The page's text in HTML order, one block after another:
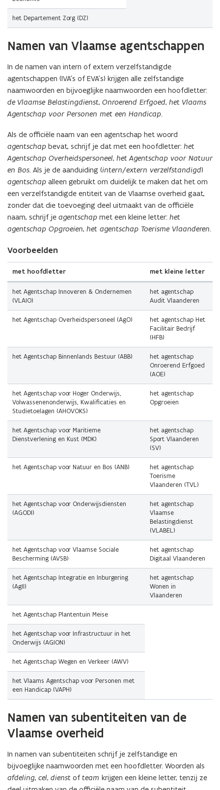
het Departement Zorg (DZ)
Namen van Vlaamse agentschappen
In de namen van intern of extern verzelfstandigde
agentschappen (IVA's of EVA's) krijgen alle zelfstandige
naamwoorden en bijvoeglijke naamwoorden een hoofdletter:
de Vlaamse Belastingdienst, Onroerend Erfgoed, het Vlaams
Agentschap voor Personen met een Handicap.
Als de officiële naam van een agentschap het woord
agentschap bevat, schrijf je dat met een hoofdletter: het
Agentschap Overheidspersoneel, het Agentschap voor Natuur
en Bos. Als je de aanduiding (intern/extern verzelfstandigd)
agentschap alleen gebruikt om duidelijk te maken dat het om
een verzelfstandigde entiteit van de Vlaamse overheid gaat,
zonder dat die toevoeging deel uitmaakt van de officiële
naam, schrijf je agentschap met een kleine letter: het
agentschap Opgroeien, het agentschap Toerisme Vlaanderen.
Voorbeelden
met hoofdletter met kleine letter
het Agentschap Innoveren & Ondernemen
(VLAIO)
het agentschap
Audit Vlaanderen
het Agentschap Overheidspersoneel (AgO)
het agentschap Het
Facilitair Bedrijf
(HFB)
het Agentschap Binnenlands Bestuur (ABB)
het agentschap
Onroerend Erfgoed
(AOE)
het Agentschap voor Hoger Onderwijs,
Volwassenenonderwijs, Kwalificaties en
Studietoelagen (AHOVOKS)
het agentschap
Opgroeien
het Agentschap voor Maritieme
Dienstverlening en Kust (MDK)
het agentschap
Sport Vlaanderen
(SV)
het Agentschap voor Natuur en Bos (ANB)
het agentschap
Toerisme
Vlaanderen (TVL)
het Agentschap voor Onderwijsdiensten
(AGODI)
het agentschap
Vlaamse
Belastingdienst
(VLABEL)
het Agentschap voor Vlaamse Sociale
Bescherming (AVSB)
het agentschap
Digitaal Vlaanderen
het Agentschap Integratie en Inburgering
(AgII)
het agentschap
Wonen in
Vlaanderen
het Agentschap Plantentuin Meise
het Agentschap voor Infrastructuur in het
Onderwijs (AGION)
het Agentschap Wegen en Verkeer (AWV)
het Vlaams Agentschap voor Personen met
een Handicap (VAPH)
Namen van subentiteiten van de
Vlaamse overheid
In namen van subentiteiten schrijf je zelfstandige en
bijvoeglijke naamwoorden met een hoofdletter. Woorden als
afdeling, cel, dienst ofteam krijgen een kleine letter, tenzij ze